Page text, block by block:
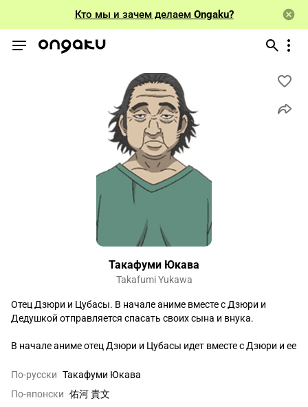
Кто мы и зачем делаем Ongaku?
Такафуми Юкава
Takafumi Yukawa
Отец Дзюри и Цубасы. В начале аниме вместе с Дзюри и
Дедушкой отправляется спасать своих сына и внука.
В начале аниме отец Дзюри и Цубасы идет вместе с Дзюри и ее
По-русски Такафуми Юкава
По-японски 佑河 貴文